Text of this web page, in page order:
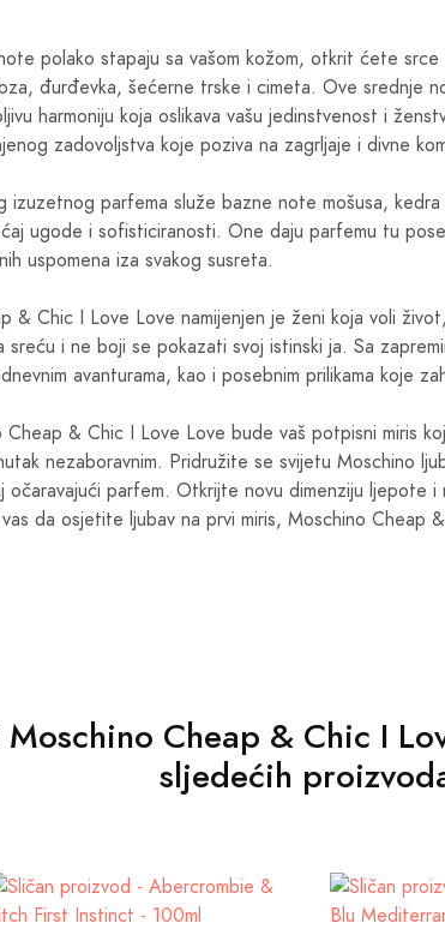
polako stapaju sa vašom kožom, otkrit ćete srce
đurđevka, šećerne trske i cimeta. Ove srednje
harmoniju koja oslikava vašu jedinstvenost i
zadovoljstva koje poziva na zagrljaje i divne
izuzetnog parfema služe bazne note mošusa,
ugode i sofisticiranosti. One daju parfemu tu
uspomena iza svakog susreta.
& Chic I Love Love namijenjen je ženi koja voli
sreću i ne boji se pokazati svoj istinski ja. Sa
avanturama, kao i posebnim prilikama koje
Cheap & Chic I Love Love bude vaš potpisni miris
nezaboravnim. Pridružite se svijetu Moschino
očaravajući parfem. Otkrijte novu dimenziju ljepote
da osjetite ljubav na prvi miris, Moschino Cheap
Cheap & Chic I
sljedećih